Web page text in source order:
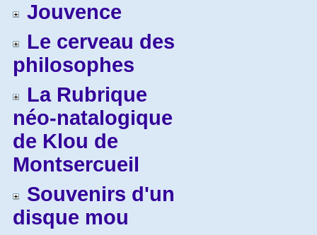
Jouvence
Le cerveau des
philosophes
La Rubrique
néo-natalogique
de Klou de
Montsercueil
Souvenirs d'un
disque mou